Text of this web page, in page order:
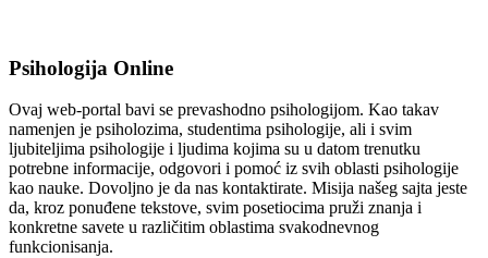
Psihologija Online
Ovaj web-portal bavi se prevashodno psihologijom. Kao takav
namenjen je psiholozima, studentima psihologije, ali i svim
ljubiteljima psihologije i ljudima kojima su u datom trenutku
potrebne informacije, odgovori i pomoć iz svih oblasti psihologije
kao nauke. Dovoljno je da nas kontaktirate. Misija našeg sajta jeste
da, kroz ponuđene tekstove, svim posetiocima pruži znanja i
konkretne savete u različitim oblastima svakodnevnog
funkcionisanja.